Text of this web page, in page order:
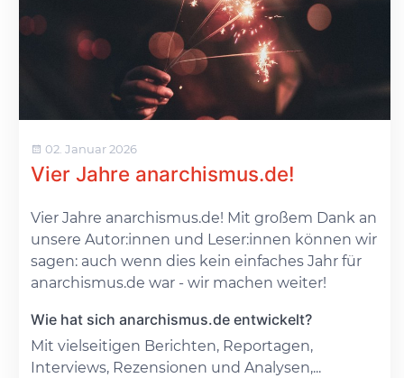
02. Januar 2026
Vier Jahre anarchismus.de!
Vier Jahre anarchismus.de! Mit großem Dank an
unsere Autor:innen und Leser:innen können wir
sagen: auch wenn dies kein einfaches Jahr für
anarchismus.de war - wir machen weiter!
Wie hat sich anarchismus.de entwickelt?
Mit vielseitigen Berichten, Reportagen,
Interviews, Rezensionen und Analysen,...